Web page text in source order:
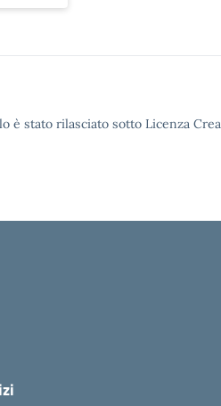
è stato rilasciato sotto Licenza